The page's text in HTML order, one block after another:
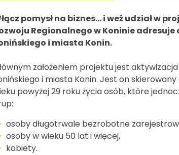
pomysł na biznes… i weź udział w
Regionalnego w Koninie
i miasta Konin.
założeniem projektu jest
i miasta Konin. Jest on
powyżej 29 roku życia osób, które
osoby długotrwale bezrobotne
osoby w wieku 50 lat i więcej,
kobiety.